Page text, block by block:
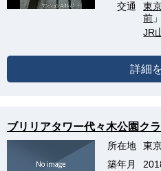
交通
東
前
JR
詳細
ブリリアタワー代々木公園ク
所在地
東
築年月